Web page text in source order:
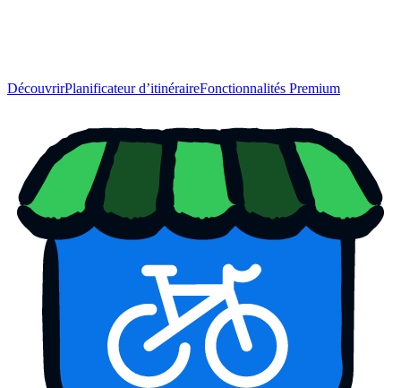
DécouvrirPlanificateur d’itinéraireFonctionnalités Premium